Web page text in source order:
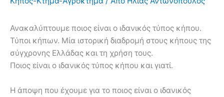
Ανακαλύπτουμε ποιος είναι ο ιδανικός τύπος κήπου.
Τύποι κήπων. Μία ιστορική διαδρομή στους κήπους της
σύγχρονης Ελλάδας και τη χρήση τους.
Ποιος είναι ο ιδανικός τύπος κήπου και γιατί.
Η άποψη που έχουμε για το ποιος είναι ο ιδανικός